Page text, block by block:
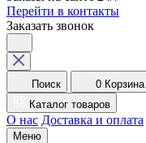
Перейти в контакты
Заказать звонок
Поиск 0 Корзина
Каталог товаров
О нас Доставка и оплата
Меню